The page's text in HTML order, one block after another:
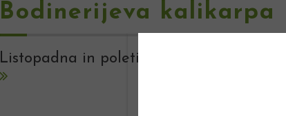
Bodinerijeva kalikarpa
Listopadna in poleti cvetoča grmovnica.